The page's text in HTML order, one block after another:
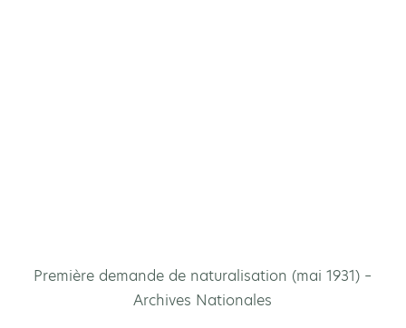
Première demande de naturalisation (mai 1931) –
Archives Nationales